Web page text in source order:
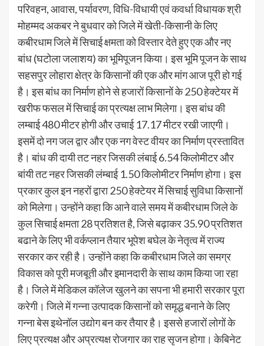
परिवहन, आवास, पर्यावरण, विधि-विधायी एवं कवर्धा विधायक श्री
मोहम्मद अकबर ने बुधवार को जिले में खेती-किसानी के लिए
कबीरधाम जिले में सिचाई क्षमता को विस्तार देते हुए एक और नए
बांध (घटोला जलाशय) का भूमिपूजन किया। इस भूमि पूजन के साथ
सहसपुर लोहारा क्षेत्र के किसानों की एक और मांग आज पूरी हो गई
है। इस बांध का निर्माण होने से हजारों किसानों के 250 हेक्टेयर में
खरीफ फसल में सिचाई का प्रत्यक्ष लाभ मिलेगा। इस बांध की
लम्बाई 480 मीटर होगी और उचाई 17.17 मीटर रखी जाएगी।
इसमें दो नग जल द्वार और एक नग वेस्ट वीयर का निर्माण प्रस्तावित
है। बांध की दायी तट नहर जिसकी लंबाई 6.54 किलोमीटर और
बांयी तट नहर जिसकी लंम्बाई 1.50 किलोमीटर निर्माण होगा। इस
प्रकार कुल इन नहरों द्वारा 250 हेक्टेयर में सिचाई सुविधा किसानों
को मिलेगा। उन्होंने कहा कि आने वाले समय में कबीरधाम जिले के
कुल सिचाई क्षमता 28 प्रतिशत है, जिसे बढ़ाकर 35.90 प्रतिशत
बढाने के लिए भी वर्कप्लान तैयार भूपेश बघेल के नेतृत्व में राज्य
सरकार कर रही है। उन्होंने कहा कि कबीरधाम जिले का समग्र
विकास को पूरी मजबूती और इमानदारी के साथ काम किया जा रहा
है। जिले में मेडिकल कॉलेज खुलने का सपना भी हमारी सरकार पूरा
करेगी। जिले में गन्ना उत्पादक किसानों को समृद्ध बनाने के लिए
गन्ना बेस इथेनॉल उद्योग बन कर तैयार है। इससे हजारों लोगों के
लिए प्रत्यक्ष और अप्रत्यक्ष रोजगार का राह सृजन होगा। केबिनेट